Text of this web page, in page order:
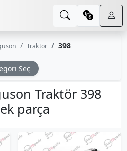
Traktör 398
Seç
Traktör 398
parça